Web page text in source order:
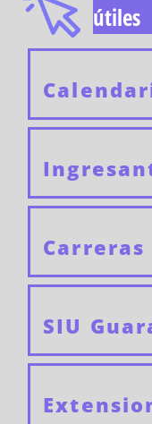
útiles
Carreras
SIU